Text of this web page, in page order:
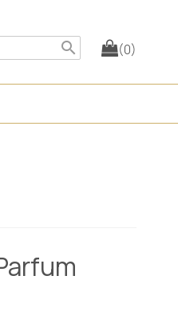
(0)
search